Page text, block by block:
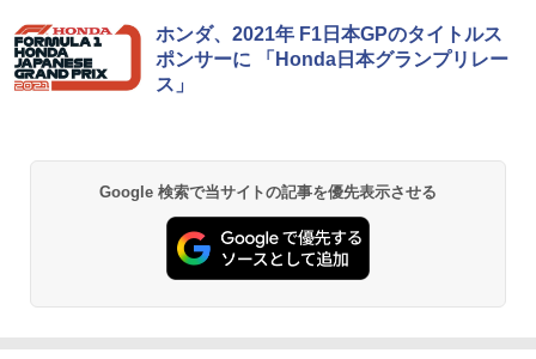
ホンダ、2021年 F1日本GPのタイトルス
ポンサーに 「Honda日本グランプリレー
ス」
Google 検索で当サイトの記事を優先表示させる